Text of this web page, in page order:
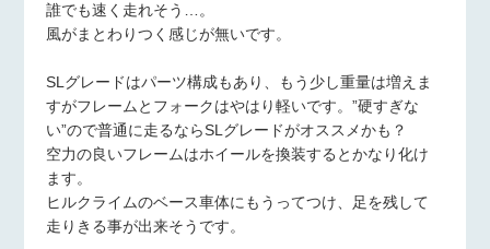
誰でも速く走れそう…。
風がまとわりつく感じが無いです。
SLグレードはパーツ構成もあり、もう少し重量は増えま
すがフレームとフォークはやはり軽いです。”硬すぎな
い”ので普通に走るならSLグレードがオススメかも？
空力の良いフレームはホイールを換装するとかなり化け
ます。
ヒルクライムのベース車体にもうってつけ、足を残して
走りきる事が出来そうです。